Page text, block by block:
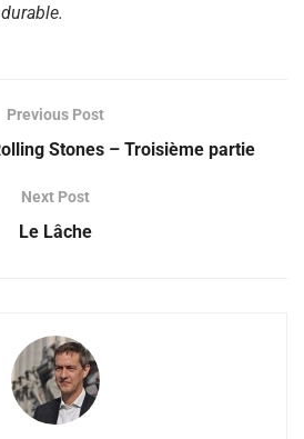
Previous Post
Stones – Troisième partie
Next Post
Le Lâche